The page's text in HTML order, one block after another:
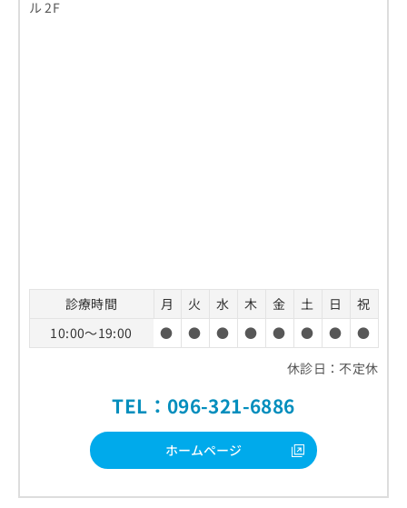
ル 2F
診療時間 月 火 水 木 金 土 日
祝
10:00～19:00
● ● ● ● ● ● ●
●
休診日：不定休
TEL：096-321-6886
ホームページ